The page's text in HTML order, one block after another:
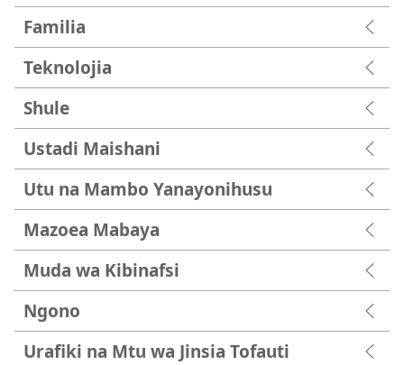
Familia
Teknolojia
Shule
Ustadi Maishani
Utu na Mambo Yanayonihusu
Mazoea Mabaya
Muda wa Kibinafsi
Ngono
Urafiki na Mtu wa Jinsia Tofauti